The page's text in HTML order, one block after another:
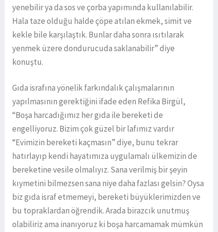
yenebilir ya da sos ve çorba yapımında kullanılabilir.
Hala taze olduğu halde çöpe atılan ekmek, simit ve
kekle bile karşılaştık. Bunlar daha sonra ısıtılarak
yenmek üzere dondurucuda saklanabilir” diye
konuştu.
Gıda israfına yönelik farkındalık çalışmalarının
yapılmasının gerektiğini ifade eden Refika Birgül,
“Boşa harcadığımız her gıda ile bereketi de
engelliyoruz. Bizim çok güzel bir lafımız vardır
“Evimizin bereketi kaçmasın” diye, bunu tekrar
hatırlayıp kendi hayatımıza uygulamalı ülkemizin de
bereketine vesile olmalıyız. Sana verilmiş bir şeyin
kıymetini bilmezsen sana niye daha fazlası gelsin? Oysa
biz gıda israf etmemeyi, bereketi büyüklerimizden ve
bu topraklardan öğrendik. Arada birazcık unutmuş
olabiliriz ama inanıyoruz ki boşa harcamamak mümkün